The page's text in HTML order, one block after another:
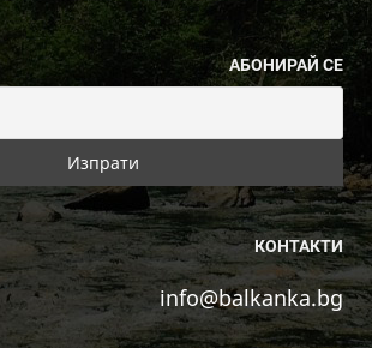
АБОНИРАЙ СЕ
КОНТАКТИ
info@balkanka.bg